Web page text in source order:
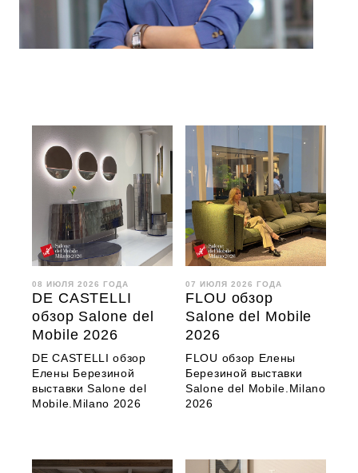
08 ИЮЛЯ 2026 ГОДА
DE CASTELLI
обзор Salone del
Mobile 2026
DE CASTELLI обзор
Елены Березиной
выставки Salone del
Mobile.Milano 2026
07 ИЮЛЯ 2026 ГОДА
FLOU обзор
Salone del Mobile
2026
FLOU обзор Елены
Березиной выставки
Salone del Mobile.Milano
2026